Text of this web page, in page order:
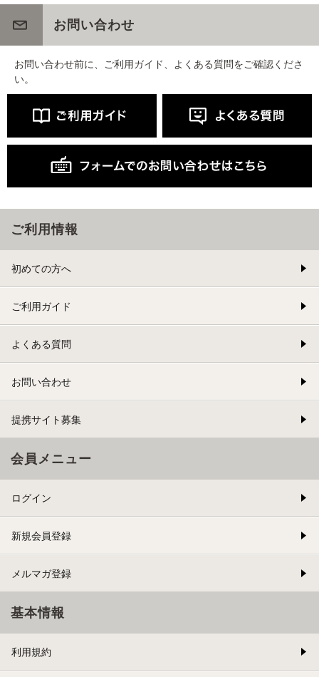
お問い合わせ
お問い合わせ前に、ご利用ガイド、よくある質問をご確認くださ
い。
ご利用情報
初めての方へ
ご利用ガイド
よくある質問
お問い合わせ
提携サイト募集
会員メニュー
ログイン
新規会員登録
メルマガ登録
基本情報
利用規約